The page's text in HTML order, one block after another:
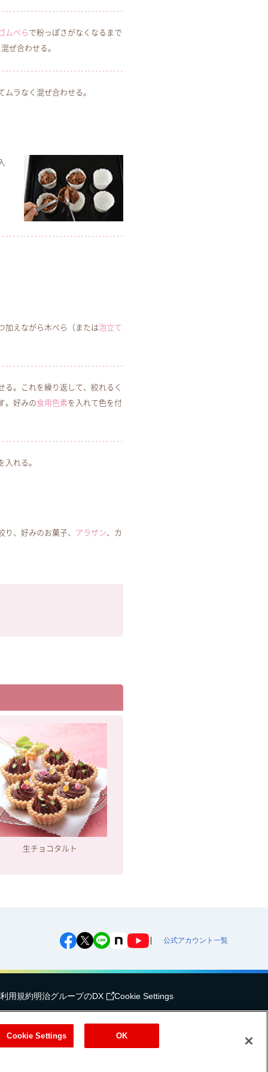
ムべら で粉っぽさがなくなるまで
ぜ合わせる。
ラなく混ぜ合わせる。
加えながら木べら（または泡立て
る。これを繰り返して、絞れるく
。好みの食用色素を入れて色を付
入れる。
り、好みのお菓子、 アラザン、カ
生チョコタルト
公式アカウント一覧
用規約明治グループのDX Cookie Settings
会社 （EN ｜簡体 ） Meiji Seika ファルマ株式会社
Cookie Settings OK